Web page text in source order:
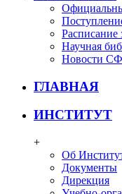
Расписание
Научная
Новости
ГЛАВНАЯ
ИНСТИТУТ
+
Об
Документы
Дирекция